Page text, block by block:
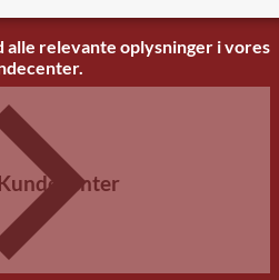
alle relevante oplysninger i vores